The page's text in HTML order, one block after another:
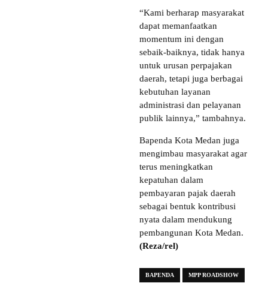
“Kami berharap masyarakat
dapat memanfaatkan
momentum ini dengan
sebaik-baiknya, tidak hanya
untuk urusan perpajakan
daerah, tetapi juga berbagai
kebutuhan layanan
administrasi dan pelayanan
publik lainnya,” tambahnya.
Bapenda Kota Medan juga
mengimbau masyarakat agar
terus meningkatkan
kepatuhan dalam
pembayaran pajak daerah
sebagai bentuk kontribusi
nyata dalam mendukung
pembangunan Kota Medan.
(Reza/rel)
BAPENDA MPP ROADSHOW